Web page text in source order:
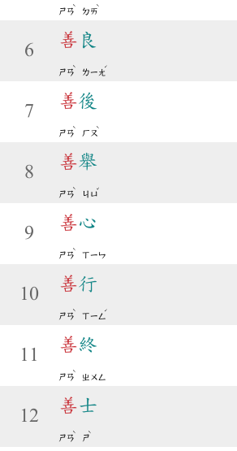
ㄕㄢ
ˋ
ㄉㄞ
ˋ
6
善 良
ㄕㄢ
ˋ
ㄌㄧㄤ
ˊ
7
善後
ㄕㄢ
ˋ
ㄏㄡ
ˋ
8
善舉
ㄕㄢ
ˋ
ㄐㄩ
ˇ
9
善心
ㄕㄢ
ˋ
ㄒㄧㄣ
10
善行
ㄕㄢ
ˋ
ㄒㄧㄥ
ˊ
11
善終
ㄕㄢ
ˋ
ㄓㄨㄥ
12
善士
ㄕㄢ
ˋ
ㄕ
ˋ